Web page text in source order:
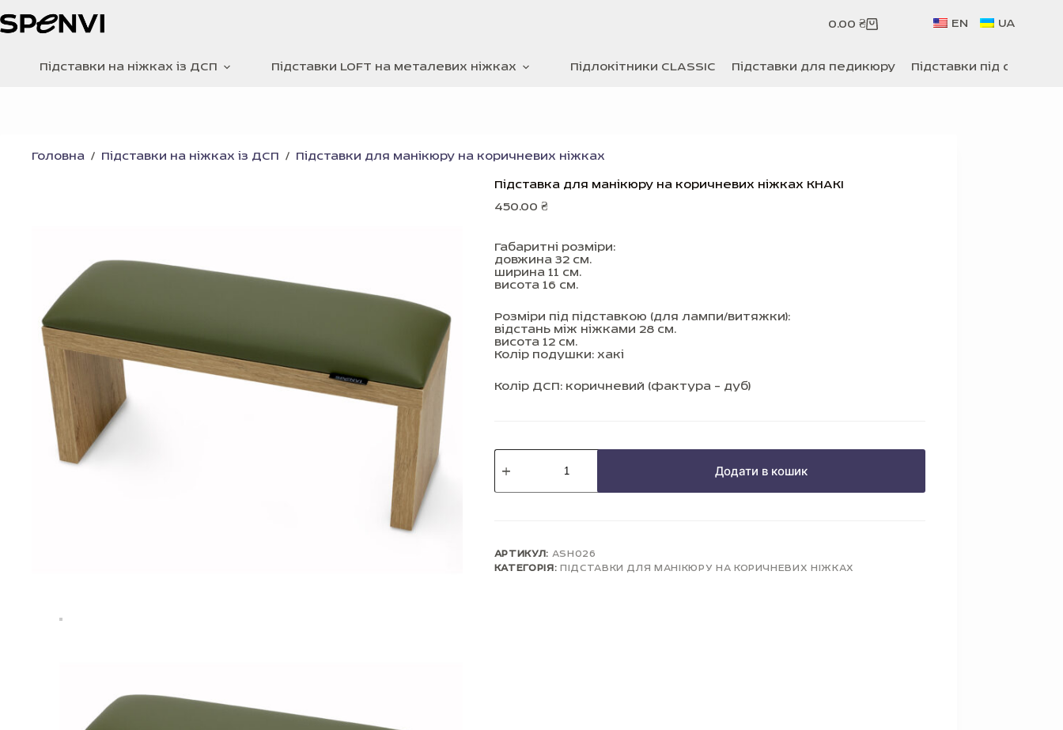
до
вмісту
Кошик
0.00 ₴ EN UA
Підставки на ніжках із ДСП Підставки LOFT на металевих ніжках Підлокітники CLASSIC Підставки для педикюру Підставки під сумки
Головна / Підставки на ніжках із ДСП / Підставки для манікюру на коричневих ніжках
Підставка для манікюру на коричневих ніжках KHAKI
450.00 ₴
Габаритні розміри:
довжина 32 см.
ширина 11 см.
висота 16 см.
Розміри під підставкою (для лампи/витяжки):
відстань між ніжками 28 см.
висота 12 см.
Колір подушки: хакі
Колір ДСП: коричневий (фактура – дуб)
Підставка
для
манікюру
на
Додати в кошик
АРТИКУЛ: ASH026
КАТЕГОРІЯ: ПІДСТАВКИ ДЛЯ МАНІКЮРУ НА КОРИЧНЕВИХ НІЖКАХ